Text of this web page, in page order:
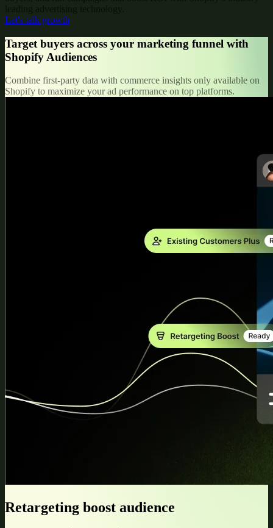
Let's talk growth
Target buyers across your marketing funnel with
Shopify Audiences
Combine first-party data with commerce insights only available on
Shopify to maximize your ad performance on top platforms.
Retargeting boost audience